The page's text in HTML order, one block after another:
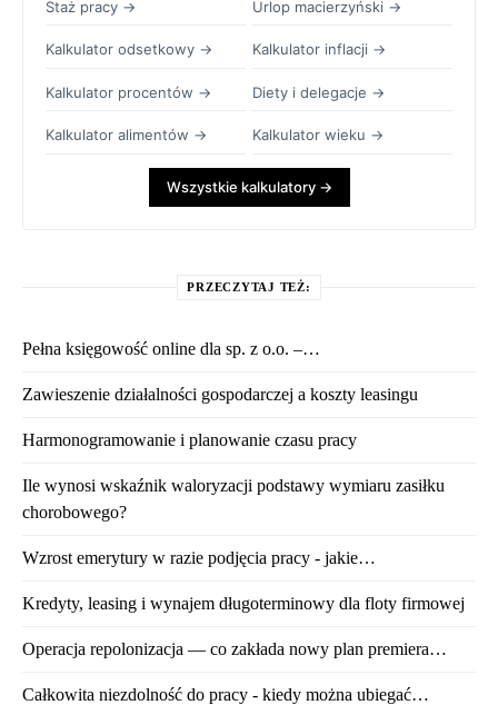
Staż pracy → Urlop macierzyński →
Kalkulator odsetkowy → Kalkulator inflacji →
Kalkulator procentów → Diety i delegacje →
Kalkulator alimentów → Kalkulator wieku →
Wszystkie kalkulatory →
PRZECZYTAJ TEŻ:
Pełna księgowość online dla sp. z o.o. –…
Zawieszenie działalności gospodarczej a koszty leasingu
Harmonogramowanie i planowanie czasu pracy
Ile wynosi wskaźnik waloryzacji podstawy wymiaru zasiłku
chorobowego?
Wzrost emerytury w razie podjęcia pracy - jakie…
Kredyty, leasing i wynajem długoterminowy dla floty firmowej
Operacja repolonizacja — co zakłada nowy plan premiera…
Całkowita niezdolność do pracy - kiedy można ubiegać…